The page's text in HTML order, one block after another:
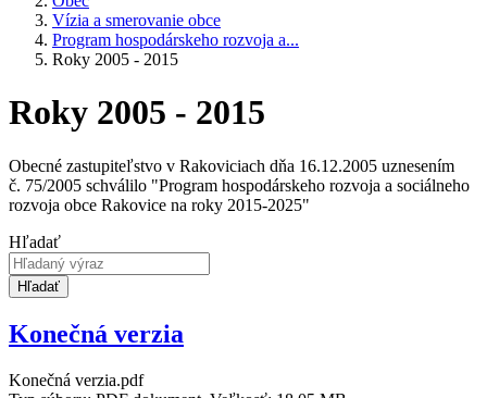
Vízia a smerovanie obce
Program hospodárskeho rozvoja a...
Roky 2005 - 2015
Roky 2005 - 2015
Obecné zastupiteľstvo v Rakoviciach dňa 16.12.2005 uznesením
č. 75/2005 schválilo "Program hospodárskeho rozvoja a sociálneho
rozvoja obce Rakovice na roky 2015-2025"
Hľadať
Hľadať
Konečná verzia
Konečná verzia.pdf